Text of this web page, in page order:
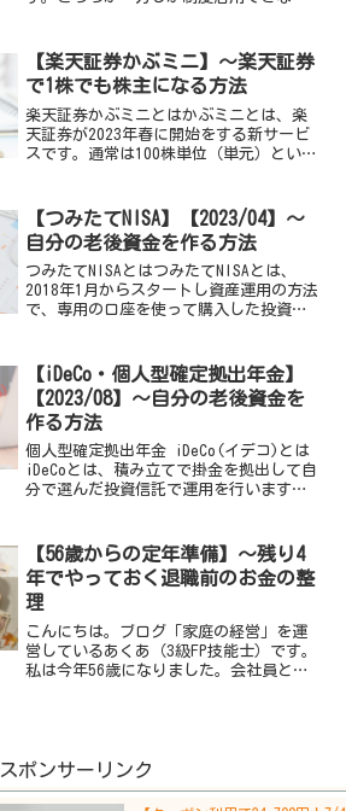
NISAとつみたてNISAが統合され...
【楽天証券かぶミニ】～楽天証券
で1株でも株主になる方法
楽天証券かぶミニとはかぶミニとは、楽
天証券が2023年春に開始をする新サービ
スです。通常は100株単位（単元）といっ
することができる新サービスです。1株か
ら有名企業に...
【つみたてNISA】【2023/04】～
自分の老後資金を作る方法
つみたてNISAとはつみたてNISAとは、
2018年1月からスタートし資産運用の方法
で、専用の口座を使って購入した投資信
期の積立投資のみ投資可能です。金融機
関によ...
【iDeCo・個人型確定拠出年金】
【2023/08】～自分の老後資金を
作る方法
個人型確定拠出年金 iDeCo(イデコ)とは
iDeCoとは、積み立てで掛金を拠出して自
分で選んだ投資信託で運用を行います。
す。国民年金（1階）・厚生年金（2
階）・iD...
【56歳からの定年準備】～残り4
年でやっておく退職前のお金の整
理
こんにちは。ブログ「家庭の経営」を運
営しているあくあ（3級FP技能士）です。
私は今年56歳になりました。会社員とし
スポンサーリンク